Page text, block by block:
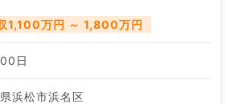
1,100万円 ～ 1,800万円
日
浜松市浜名区